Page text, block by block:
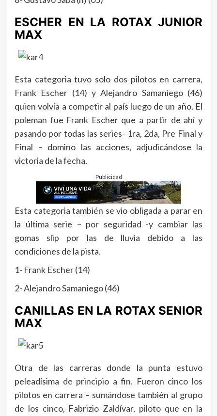
ESCHER EN LA ROTAX JUNIOR
MAX
Esta categoria tuvo solo dos pilotos en carrera,
Frank Escher (14) y Alejandro Samaniego (46)
quien volvía a competir al país luego de un año. El
poleman fue Frank Escher que a partir de ahí y
pasando por todas las series- 1ra, 2da, Pre Final y
Final – domino las acciones, adjudicándose la
victoria de la fecha.
Publicidad
Esta categoria también se vio obligada a parar en
la última serie – por seguridad -y cambiar las
gomas slip por las de lluvia debido a las
condiciones de la pista.
1- Frank Escher (14)
2- Alejandro Samaniego (46)
CANILLAS EN LA ROTAX SENIOR
MAX
Otra de las carreras donde la punta estuvo
peleadísima de principio a fin. Fueron cinco los
pilotos en carrera – sumándose también al grupo
de los cinco, Fabrizio Zaldívar, piloto que en la